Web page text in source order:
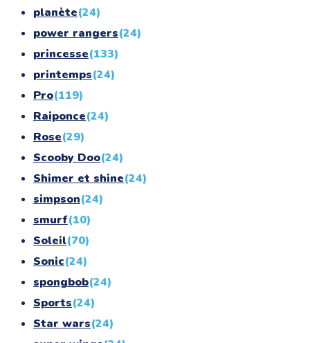
planète(24)
power rangers(24)
princesse(133)
printemps(24)
Pro(119)
Raiponce(24)
Rose(29)
Scooby Doo(24)
Shimer et shine(24)
simpson(24)
smurf(10)
Soleil(70)
Sonic(24)
spongbob(24)
Sports(24)
Star wars(24)